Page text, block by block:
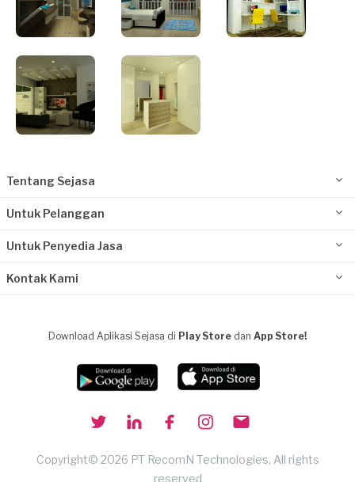
Tentang Sejasa
Untuk Pelanggan
Untuk Penyedia Jasa
Kontak Kami
Download Aplikasi Sejasa di Play Store dan App Store!
Copyright© 2026 PT RecomN Technologies, All rights
reserved